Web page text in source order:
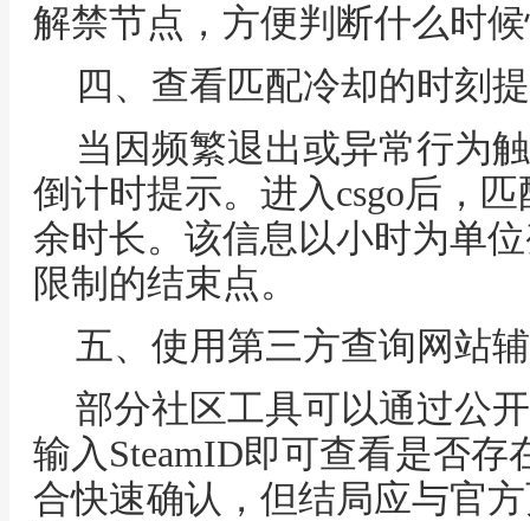
解禁节点，方便判断什么时
四、查看匹配冷却的时刻
当因频繁退出或异常行为
倒计时提示。进入csgo后，
余时长。该信息以小时为单
限制的结束点。
五、使用第三方查询网站
部分社区工具可以通过公
输入SteamID即可查看是否
合快速确认，但结局应与官